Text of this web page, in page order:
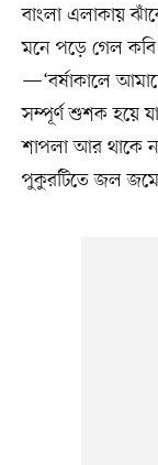
বাংলা এলাকায়
মনে পড়ে গেল কবি
—‘বর্ষাকালে
সম্পূর্ণ শুশক হয়ে
শাপলা আর থাকে
পুকুরটিতে জল জমে